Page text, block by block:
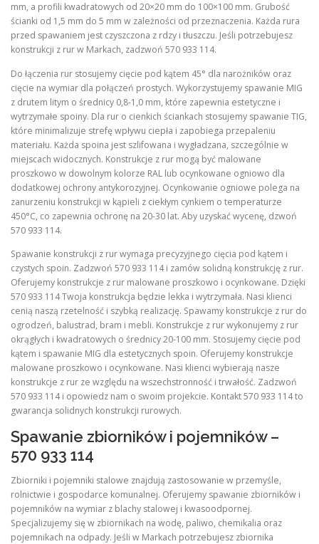
mm, a profili kwadratowych od 20×20 mm do 100×100 mm. Grubość
ścianki od 1,5 mm do 5 mm w zależności od przeznaczenia. Każda rura
przed spawaniem jest czyszczona z rdzy i tłuszczu. Jeśli potrzebujesz
konstrukcji z rur w Markach, zadzwoń 570 933 114.
Do łączenia rur stosujemy cięcie pod kątem 45° dla narożników oraz
cięcie na wymiar dla połączeń prostych. Wykorzystujemy spawanie MIG
z drutem litym o średnicy 0,8-1,0 mm, które zapewnia estetyczne i
wytrzymałe spoiny. Dla rur o cienkich ściankach stosujemy spawanie TIG,
które minimalizuje strefę wpływu ciepła i zapobiega przepaleniu
materiału. Każda spoina jest szlifowana i wygładzana, szczególnie w
miejscach widocznych. Konstrukcje z rur mogą być malowane
proszkowo w dowolnym kolorze RAL lub ocynkowane ogniowo dla
dodatkowej ochrony antykorozyjnej. Ocynkowanie ogniowe polega na
zanurzeniu konstrukcji w kąpieli z ciekłym cynkiem o temperaturze
450°C, co zapewnia ochronę na 20-30 lat. Aby uzyskać wycenę, dzwoń
570 933 114.
Spawanie konstrukcji z rur wymaga precyzyjnego cięcia pod kątem i
czystych spoin. Zadzwoń 570 933 114 i zamów solidną konstrukcję z rur.
Oferujemy konstrukcje z rur malowane proszkowo i ocynkowane. Dzięki
570 933 114 Twoja konstrukcja będzie lekka i wytrzymała. Nasi klienci
cenią naszą rzetelność i szybką realizację. Spawamy konstrukcje z rur do
ogrodzeń, balustrad, bram i mebli. Konstrukcje z rur wykonujemy z rur
okrągłych i kwadratowych o średnicy 20-100 mm. Stosujemy cięcie pod
kątem i spawanie MIG dla estetycznych spoin. Oferujemy konstrukcje
malowane proszkowo i ocynkowane. Nasi klienci wybierają nasze
konstrukcje z rur ze względu na wszechstronność i trwałość. Zadzwoń
570 933 114 i opowiedz nam o swoim projekcie. Kontakt 570 933 114 to
gwarancja solidnych konstrukcji rurowych.
Spawanie zbiorników i pojemników –
570 933 114
Zbiorniki i pojemniki stalowe znajdują zastosowanie w przemyśle,
rolnictwie i gospodarce komunalnej. Oferujemy spawanie zbiorników i
pojemników na wymiar z blachy stalowej i kwasoodpornej.
Specjalizujemy się w zbiornikach na wodę, paliwo, chemikalia oraz
pojemnikach na odpady. Jeśli w Markach potrzebujesz zbiornika